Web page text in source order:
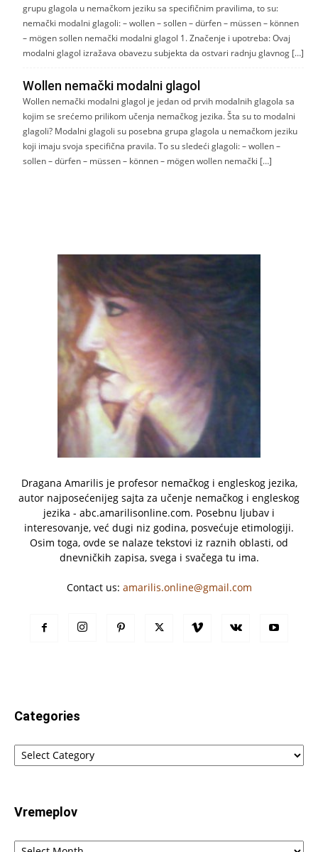
grupu glagola u nemačkom jeziku sa specifičnim pravilima, to su:
nemački modalni glagoli: – wollen – sollen – dürfen – müssen – können
– mögen sollen nemački modalni glagol 1. Značenje i upotreba: Ovaj
modalni glagol izražava obavezu subjekta da ostvari radnju glavnog […]
Wollen nemački modalni glagol
Wollen nemački modalni glagol je jedan od prvih modalnih glagola sa
kojim se srećemo prilikom učenja nemačkog jezika. Šta su to modalni
glagoli? Modalni glagoli su posebna grupa glagola u nemačkom jeziku
koji imaju svoja specifična pravila. To su sledeći glagoli: – wollen –
sollen – dürfen – müssen – können – mögen wollen nemački […]
Dragana Amarilis je profesor nemačkog i engleskog jezika,
autor najposećenijeg sajta za učenje nemačkog i engleskog
jezika - abc.amarilisonline.com. Posebnu ljubav i
interesovanje, već dugi niz godina, posvećuje etimologiji.
Osim toga, ovde se nalaze tekstovi iz raznih oblasti, od
dnevničkih zapisa, svega i svačega tu ima.
Contact us: amarilis.online@gmail.com
Categories
Categories
Vremeplov
Vremeplov